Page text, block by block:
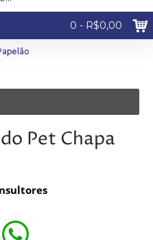
0 - R$0,00
Pet Chapa